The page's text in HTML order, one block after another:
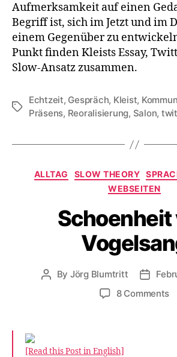
Aufmerksamkeit auf einen
Begriff ist, sich im Jetzt und im
einem Gegenüber zu
Punkt finden Kleists Essay,
Slow-Ansatz zusammen.
Tags
Echtzeit, Gespräch, Kleist,
Präsens, Reoralisierung, Salon,
ALLTAG SLOW THEORY
WEBSEITEN
Schoenheit
Post
By Jörg Blumtritt
Post
date
8 Commentson
[Read this Post in English]